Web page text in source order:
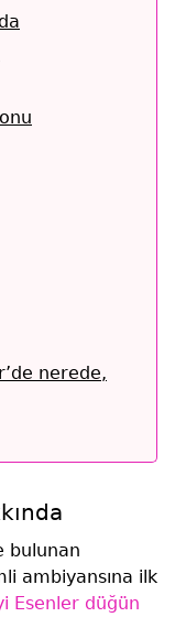
nerede,
bulunan
ambiyansına ilk
Esenler düğün